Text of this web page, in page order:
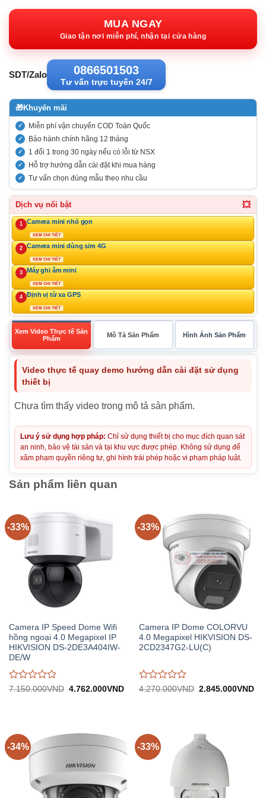
gốc:
2.350.000VND.
hiện
MUA NGAY
Giao tận nơi miễn phí, nhận tại cửa hàng
SDT/Zalo 0866501503
Tư vấn trực tuyến 24/7
🎁Khuyến mãi
Miễn phí vận chuyển COD Toàn Quốc
Bảo hành chính hãng 12 tháng
1 đổi 1 trong 30 ngày nếu có lỗi từ NSX
Hỗ trợ hướng dẫn cài đặt khi mua hàng
Tư vấn chọn đúng mẫu theo nhu cầu
Dịch vụ nổi bật 💥
1 Camera mini nhỏ gọn
XEM CHI TIẾT
2 Camera mini dùng sim 4G
XEM CHI TIẾT
3 Máy ghi âm mini
XEM CHI TIẾT
4 Định vị từ xa GPS
XEM CHI TIẾT
Xem Video Thực tế Sản
Phẩm
Mô Tả Sản Phẩm Hình Ảnh Sản Phẩm
Video thực tế quay demo hướng dẫn cài đặt sử dụng
thiết bị
Chưa tìm thấy video trong mô tả sản phẩm.
Lưu ý sử dụng hợp pháp: Chỉ sử dụng thiết bị cho mục đích quan sát
an ninh, bảo vệ tài sản và tại khu vực được phép. Không sử dụng để
xâm phạm quyền riêng tư, ghi hình trái phép hoặc vi phạm pháp luật.
Sản phẩm liên quan
-33%
Camera IP Speed Dome Wifi
hồng ngoại 4.0 Megapixel IP
HIKVISION DS-2DE3A404IW-
DE/W
Được
5
7.150.000VND Giá
4.762.000VNDGiá
-33%
Camera IP Dome COLORVU
4.0 Megapixel HIKVISION DS-
2CD2347G2-LU(C)
Được
5
4.270.000VND Giá
2.845.000VNDGiá
-34% -33%